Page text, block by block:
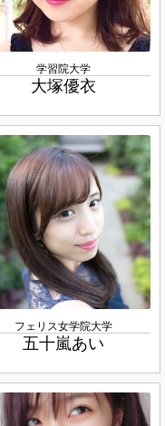
学習院大学
大塚優衣
フェリス女学院大学
五十嵐あい